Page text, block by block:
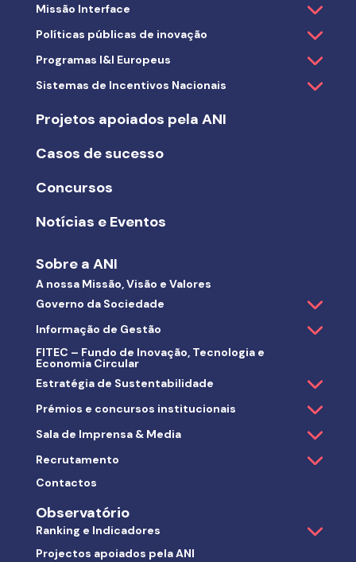
Missão Interface
Políticas públicas de inovação
Programas I&I Europeus
Sistemas de Incentivos Nacionais
Projetos apoiados pela ANI
Casos de sucesso
Concursos
Notícias e Eventos
Sobre a ANI
A nossa Missão, Visão e Valores
Governo da Sociedade
Informação de Gestão
FITEC – Fundo de Inovação, Tecnologia e
Economia Circular
Estratégia de Sustentabilidade
Prémios e concursos institucionais
Sala de Imprensa & Media
Recrutamento
Contactos
Observatório
Ranking e Indicadores
Projectos apoiados pela ANI